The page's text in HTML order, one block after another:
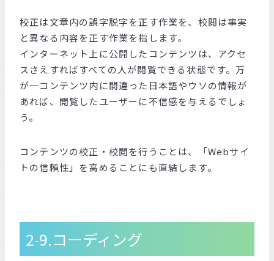
校正は文章内の誤字脱字を正す作業を、校閲は事実
と異なる内容を正す作業を指します。
インターネット上に公開したコンテンツは、アクセ
スさえすればすべての人が閲覧できる状態です。万
が一コンテンツ内に間違った日本語やウソの情報が
あれば、閲覧したユーザーに不信感を与えるでしょ
う。
コンテンツの校正・校閲を行うことは、「Webサイ
トの信頼性」を高めることにも直結します。
2-9.コーディング